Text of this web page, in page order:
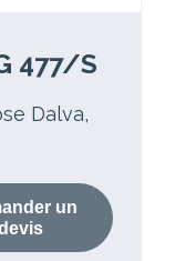
477/S
Dalva,
un